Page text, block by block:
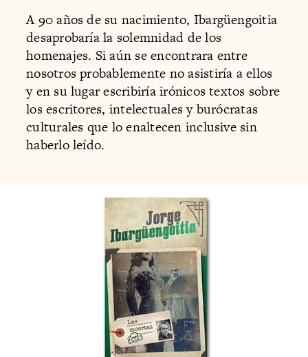
A 90 años de su nacimiento, Ibargüengoitia
desaprobaría la solemnidad de los
homenajes. Si aún se encontrara entre
nosotros probablemente no asistiría a ellos
y en su lugar escribiría irónicos textos sobre
los escritores, intelectuales y burócratas
culturales que lo enaltecen inclusive sin
haberlo leído.